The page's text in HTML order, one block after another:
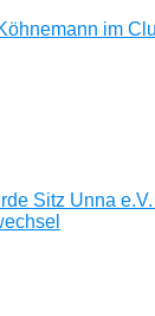
im
Sitz Unna